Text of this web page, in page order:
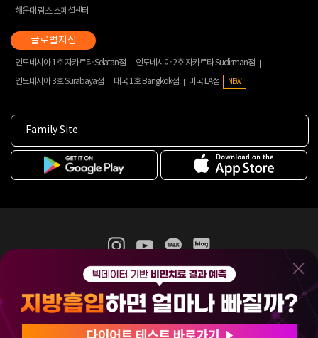
해운대 람스 스페셜센터
인도네시아 1호 자카르타 Selatan점
인도네시아 2호 자카르타 Sudirman점
인도네시아 3호 Surabaya점
태국 1호 Bangkok점 미국 LA점 NEW
Family Site
365mc 병·의원 이용약관
홈페이지 이용약관
비급여진료수가
(주)365mcㅣ서울특별시 서초구 서초대로52길 7, 3~4층(서초동, 제일빌딩)
120-87-04354ㅣ김남철